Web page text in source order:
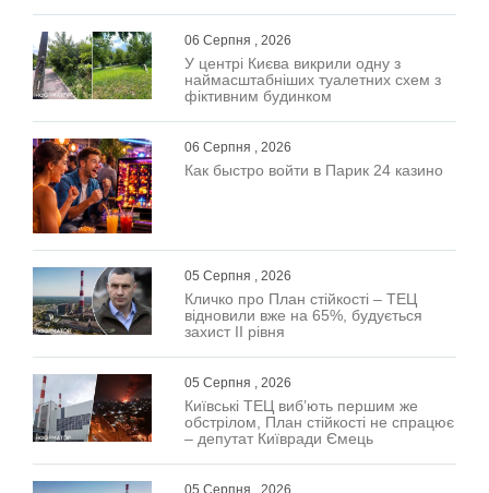
06 Серпня , 2026
У центрі Києва викрили одну з
наймасштабніших туалетних схем з
фіктивним будинком
06 Серпня , 2026
Как быстро войти в Парик 24 казино
05 Серпня , 2026
Кличко про План стійкості – ТЕЦ
відновили вже на 65%, будується
захист ІІ рівня
05 Серпня , 2026
Київські ТЕЦ виб’ють першим же
обстрілом, План стійкості не спрацює
– депутат Київради Ємець